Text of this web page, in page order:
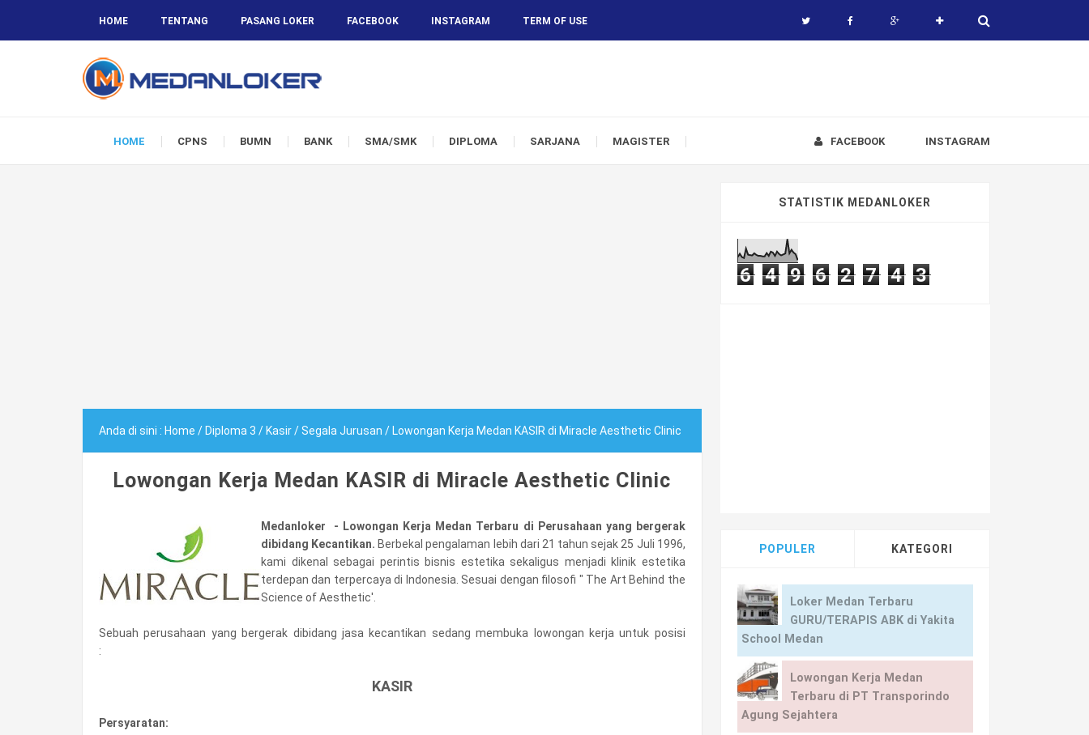
HOME TENTANG PASANG LOKER FACEBOOK INSTAGRAM TERM OF USE
HOME CPNS BUMN BANK SMA/SMK DIPLOMA SARJANA MAGISTER INSTAGRAM
FACEBOOK
Anda di sini : Home / Diploma 3 / Kasir/Segala Jurusan / Lowongan Kerja Medan KASIR di Miracle Aesthetic Clinic
Lowongan Kerja Medan KASIR di Miracle Aesthetic Clinic
Medanloker - Lowongan Kerja Medan Terbaru di Perusahaan yang bergerak
dibidang Kecantikan. Berbekal pengalaman lebih dari 21 tahun sejak 25 Juli 1996,
kami dikenal sebagai perintis bisnis estetika sekaligus menjadi klinik estetika
terdepan dan terpercaya di Indonesia. Sesuai dengan filosofi " The Art Behind the
Science of Aesthetic'.
Sebuah perusahaan yang bergerak dibidang jasa kecantikan sedang membuka lowongan kerja untuk posisi
:
KASIR
Persyaratan:
STATISTIK MEDANLOKER
6 4 9 6 2 7 4 3
POPULER KATEGORI
Loker Medan Terbaru
GURU/TERAPIS ABK di Yakita
School Medan
Lowongan Kerja Medan
Terbaru di PT Transporindo
Agung Sejahtera